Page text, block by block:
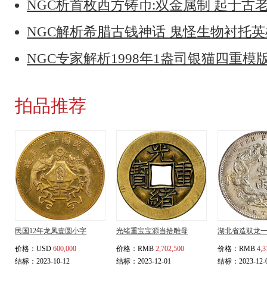
NGC析首枚西方铸币:双金属制 起于古
NGC解析希腊古钱神话 鬼怪生物衬托
NGC专家解析1998年1盎司银猫四重模
拍品推荐
民国12年龙凤壹圆小字
价格： USD 600,000
结标：2023-10-12
光绪重宝宝源当拾雕母
价格： RMB 2,702,500
结标：2023-12-01
湖北省造双龙
价格： RMB
结标：2023-12-